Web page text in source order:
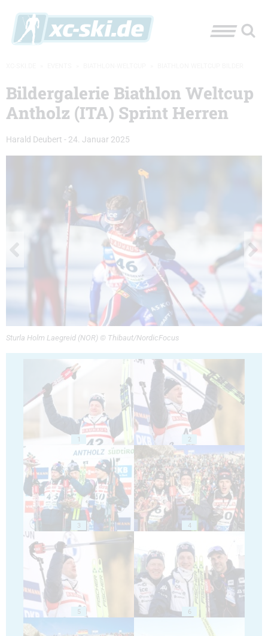
Bildergalerie Biathlon Weltcup
Antholz (ITA) Sprint Herren
Harald Deubert - 24. Januar 2025
Sturla Holm Laegreid (NOR) © Thibaut/NordicFocus
1 2
3 4
5 6